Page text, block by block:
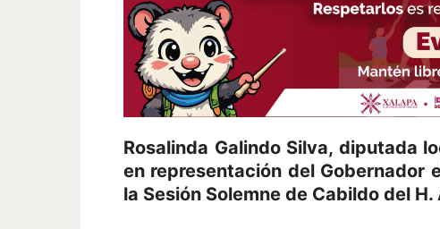
Rosalinda Galindo Silva, diputada
en representación del Gobernador
la Sesión Solemne de Cabildo del